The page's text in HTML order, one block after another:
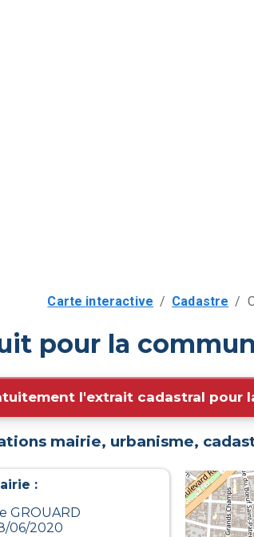
Carte interactive / Cadastre /
pour la
l'extrait cadastral pour
mairie, urbanisme,
:
GROUARD
06/2020